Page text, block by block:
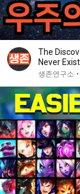
The
Never Exist
생존연구소 •